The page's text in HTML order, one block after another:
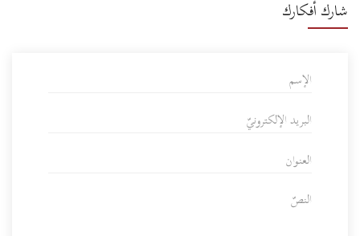
شارك أفكارك